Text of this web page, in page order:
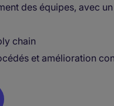
des équipes, avec
chain
et amélioration